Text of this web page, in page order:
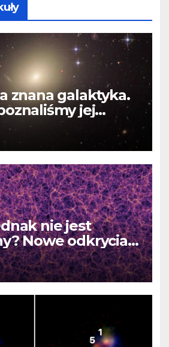
znana galaktyka.
jej
nie jest
Nowe odkrycia
fundamentalne